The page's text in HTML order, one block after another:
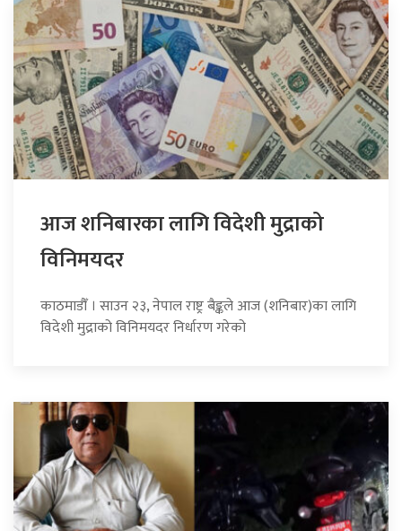
आज शनिबारका लागि विदेशी मुद्राको
विनिमयदर
काठमाडौँ । साउन २३, नेपाल राष्ट्र बैङ्कले आज (शनिबार)का लागि
विदेशी मुद्राको विनिमयदर निर्धारण गरेको